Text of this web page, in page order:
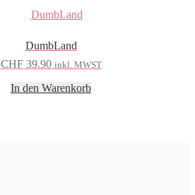
DumbLand
CHF39.90 inkl. MWST
In den Warenkorb